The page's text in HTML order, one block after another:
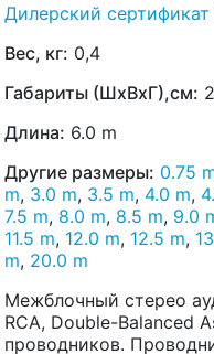
Дилерский сертификат
Вес, кг: 0,4
Габариты (ШхВхГ),см:
Длина: 6.0 m
Другие размеры: 0.75
m, 3.0 m, 3.5 m, 4.0 m,
7.5 m, 8.0 m, 8.5 m, 9.0
11.5 m, 12.0 m, 12.5 m,
m, 20.0 m
Межблочный стерео
RCA, Double-Balanced
проводников.